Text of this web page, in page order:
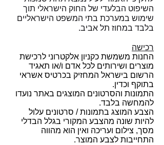
השיפוט הבלעדי של החוק הישראלי תוך
שימוש במערכת בתי המשפט הישראליים
בלבד במחוז תל אביב.
רכישה
החנות משמשת כקניון אלקטרוני לרכישת
מוצרים ושירותים לכל אדם ו/או תאגיד
הרשום בישראל המחזיק בכרטיס אשראי
בתוקף וכדין.
התמונות והסרטונים המוצגים באתר נועדו
להמחשה בלבד.
הצבע המוצג בתמונות / סרטונים עלול
להיות שונה מהצבע המקורי בגלל הבדלי
מסך, צילום ועריכה ואין הוא מהווה
התחייבות לצבע המוצר.